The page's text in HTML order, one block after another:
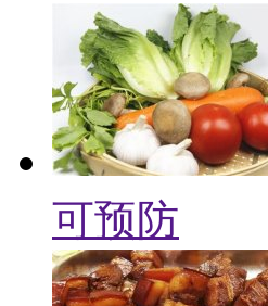
可预防